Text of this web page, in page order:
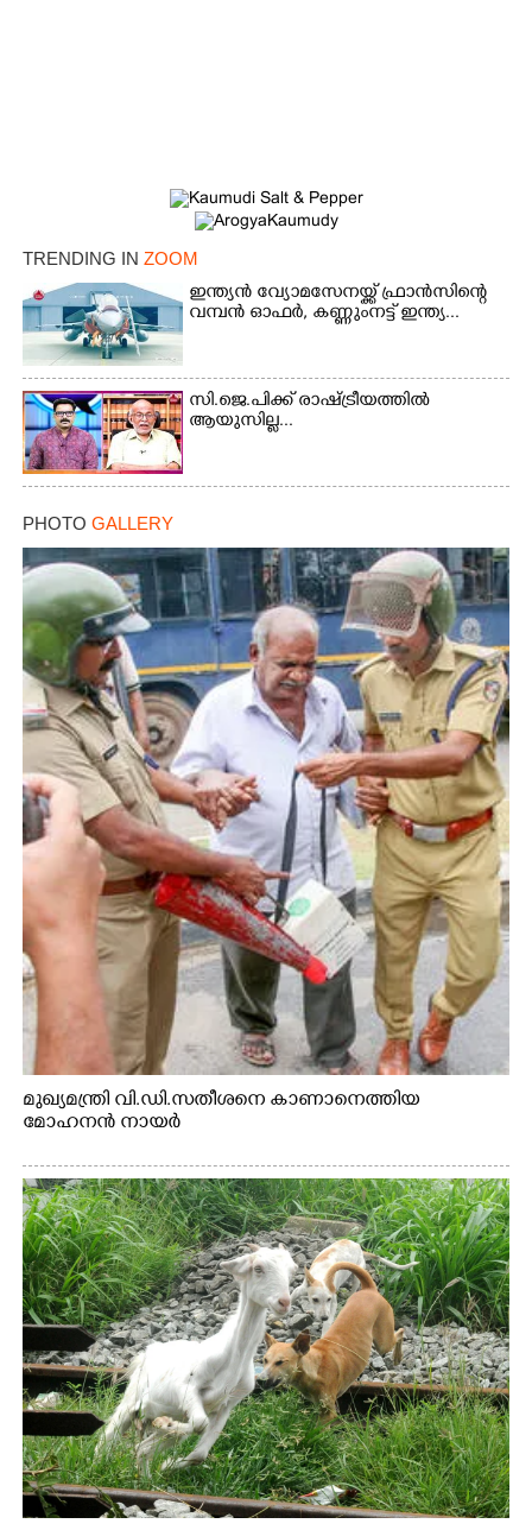
TRENDING IN ZOOM
ഇന്ത്യൻ വ്യോമസേനയ്ക്ക് ഫ്രാൻസിന്റെ
വമ്പൻ ഓഫർ, കണ്ണുംനട്ട് ഇന്ത്യ...
സി.ജെ.പിക്ക് രാഷ്ട്രീയത്തിൽ
ആയുസില്ല...
PHOTO GALLERY
മുഖ്യമന്ത്രി വി.ഡി.സതീശനെ കാണാനെത്തിയ
മോഹനൻ നായർ
Share this link
Copy Link